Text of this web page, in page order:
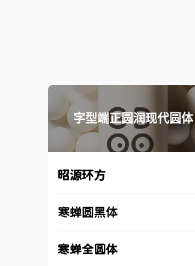
字型端正圆润现代圆体
昭源环方
寒蝉圆黑体
寒蝉全圆体